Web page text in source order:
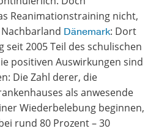
Reanimationstraining nicht,
Dänemark: Dort
seit 2005 Teil des schulischen
positiven Auswirkungen sind
Die Zahl derer, die
als anwesende
Wiederbelebung beginnen,
rund 80 Prozent – 30